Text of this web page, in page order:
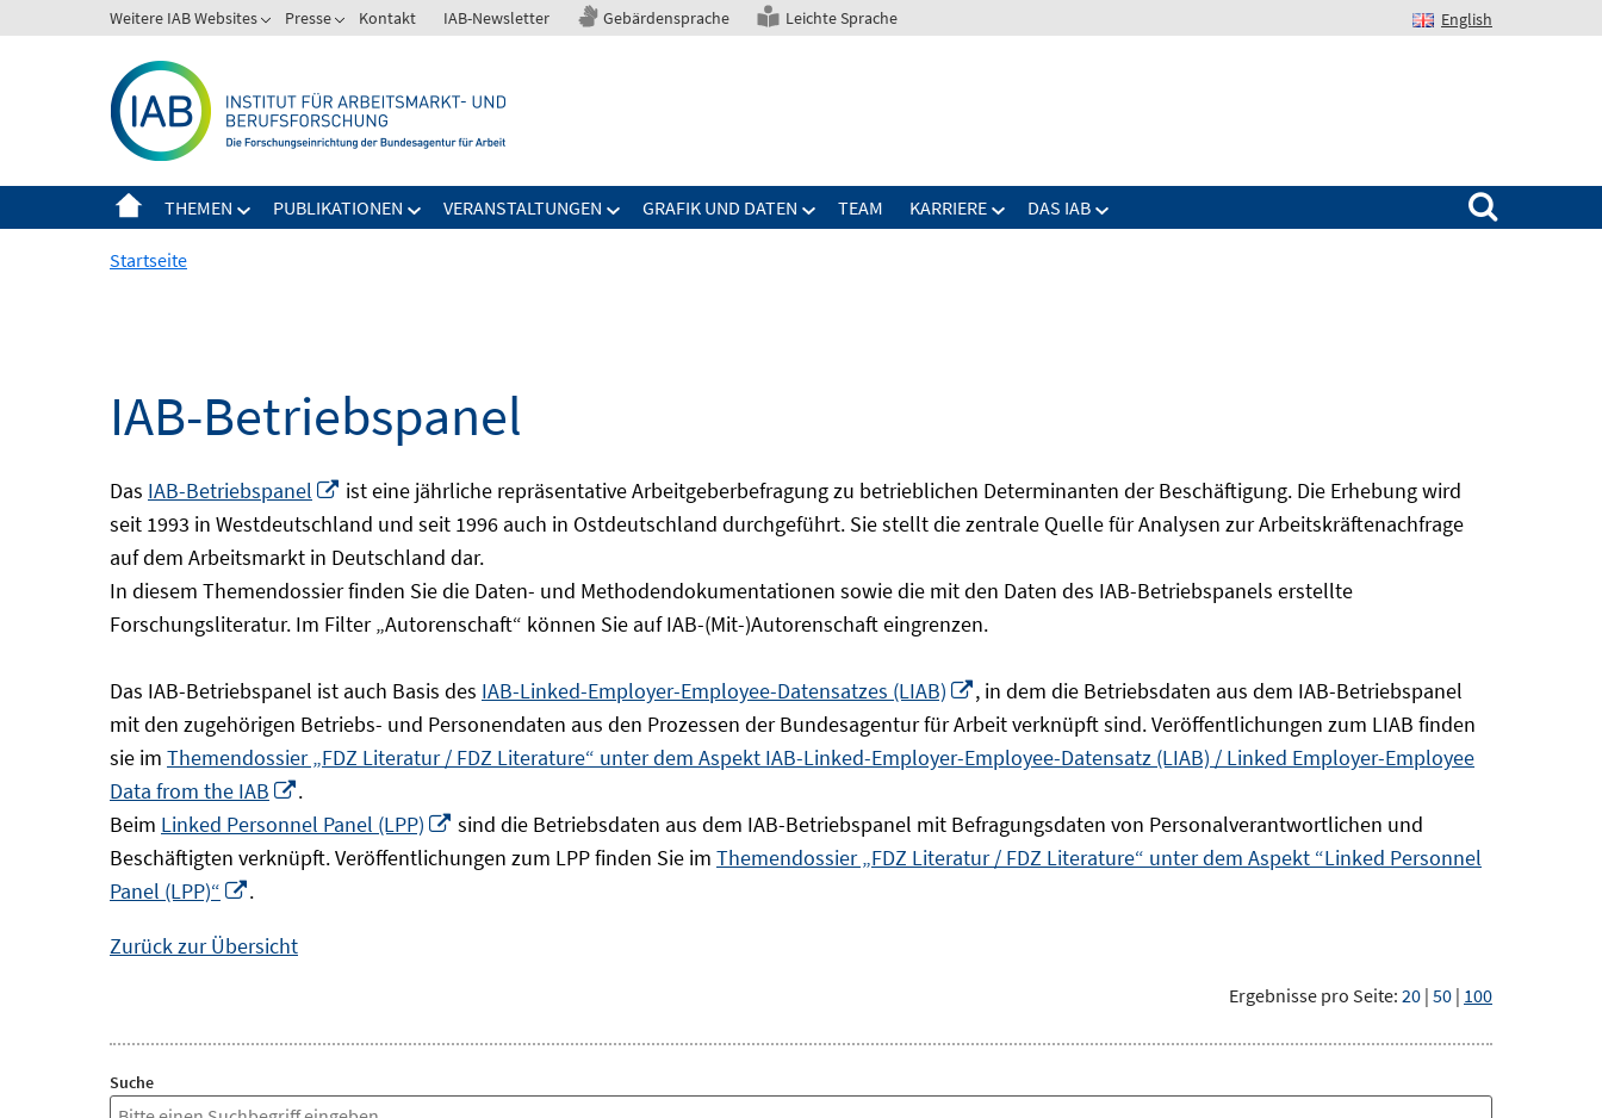
zum
Weitere IAB Websites Presse Kontakt IAB-Newsletter Gebärdensprache Leichte Sprache English
THEMEN PUBLIKATIONEN VERANSTALTUNGEN GRAFIK UND DATEN TEAM KARRIERE DAS IAB
Suchen nach:
Startseite
IAB-Betriebspanel
Das IAB-Betriebspanel
In
neuem
Fenster
öffnen
ist eine jährliche repräsentative Arbeitgeberbefragung zu betrieblichen Determinanten der Beschäftigung. Die Erhebung wird
seit 1993 in Westdeutschland und seit 1996 auch in Ostdeutschland durchgeführt. Sie stellt die zentrale Quelle für Analysen zur Arbeitskräftenachfrage
auf dem Arbeitsmarkt in Deutschland dar.
In diesem Themendossier finden Sie die Daten- und Methodendokumentationen sowie die mit den Daten des IAB-Betriebspanels erstellte
Forschungsliteratur. Im Filter „Autorenschaft“ können Sie auf IAB-(Mit-)Autorenschaft eingrenzen.
Das IAB-Betriebspanel ist auch Basis des IAB-Linked-Employer-Employee-Datensatzes (LIAB)
In
neuem
Fenster
, in dem die Betriebsdaten aus dem IAB-Betriebspanel
mit den zugehörigen Betriebs- und Personendaten aus den Prozessen der Bundesagentur für Arbeit verknüpft sind. Veröffentlichungen zum LIAB finden
sie im Themendossier „FDZ Literatur / FDZ Literature“ unter dem Aspekt IAB-Linked-Employer-Employee-Datensatz (LIAB) / Linked Employer-Employee
Data from the IAB
In
neuem
Fenster
.
Beim Linked Personnel Panel (LPP)
In
neuem
sind die Betriebsdaten aus dem IAB-Betriebspanel mit Befragungsdaten von Personalverantwortlichen und
Beschäftigten verknüpft. Veröffentlichungen zum LPP finden Sie im Themendossier „FDZ Literatur / FDZ Literature“ unter dem Aspekt “Linked Personnel
Panel (LPP)“
In
Fenster
.
Zurück zur Übersicht
Ergebnisse pro Seite: 20 | 50 | 100
Suche